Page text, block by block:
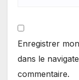
Enregistrer
dans le
commentaire.